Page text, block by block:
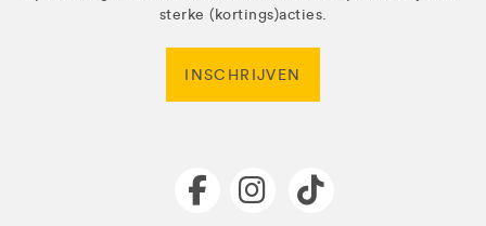
sterke (kortings)acties.
INSCHRIJVEN